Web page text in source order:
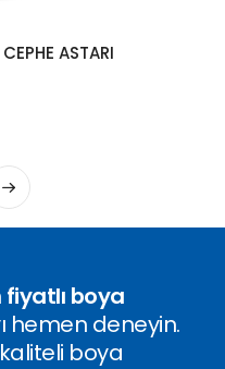
ASTARI
boya
hemen deneyin.
boya